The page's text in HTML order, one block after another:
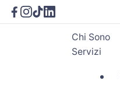
Chi Sono
Servizi